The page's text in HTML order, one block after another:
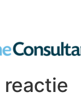
reactie